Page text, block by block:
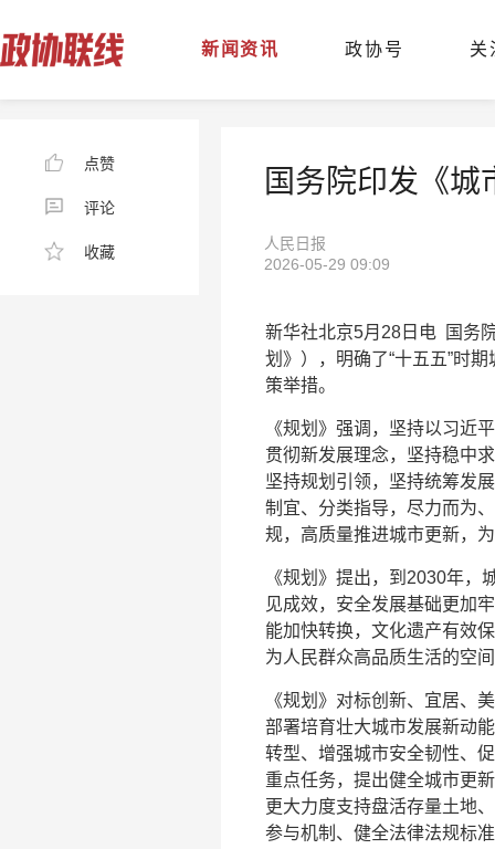
新闻资讯 政协号 关
点赞
评论
收藏
国务院印发《城
人民日报
2026-05-29 09:09
新华社北京5月28日电 国务
划》），明确了“十五五”时
策举措。
《规划》强调，坚持以习近
贯彻新发展理念，坚持稳中
坚持规划引领，坚持统筹发
制宜、分类指导，尽力而为
规，高质量推进城市更新，
《规划》提出，到2030年
见成效，安全发展基础更加
能加快转换，文化遗产有效
为人民群众高品质生活的空
《规划》对标创新、宜居、
部署培育壮大城市发展新动
转型、增强城市安全韧性、
重点任务，提出健全城市更
更大力度支持盘活存量土地
参与机制、健全法律法规标